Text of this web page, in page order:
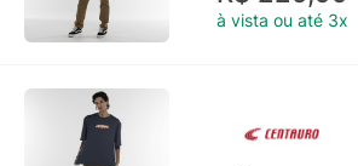
à vista ou até 3x